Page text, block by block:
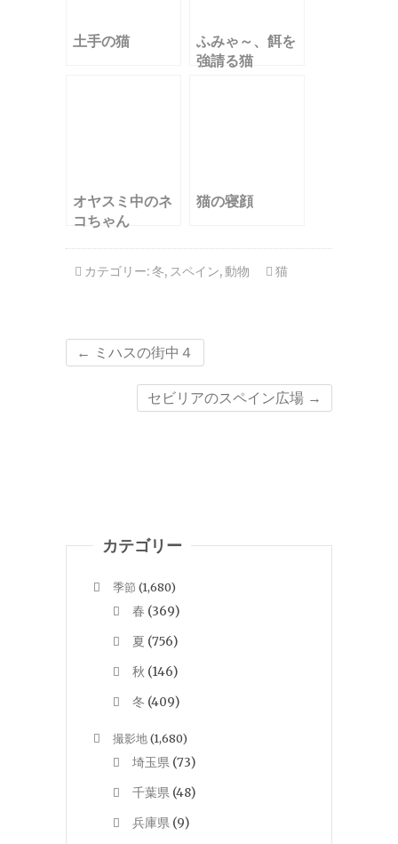
土手の猫
ふみゃ～、餌を
強請る猫
オヤスミ中のネ
コちゃん
猫の寝顔
カテゴリー:冬, スペイン,動物 猫
← ミハスの街中４
セビリアのスペイン広場 →
カテゴリー
季節 (1,680)
春 (369)
夏 (756)
秋 (146)
冬 (409)
撮影地(1,680)
埼玉県 (73)
千葉県 (48)
兵庫県 (9)